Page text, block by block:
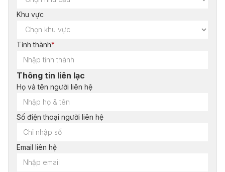
Khu vực
Tỉnh thành*
Thông tin liên lạc
Họ và tên người liên hệ
Số điện thoại người liên hệ
Email liên hệ